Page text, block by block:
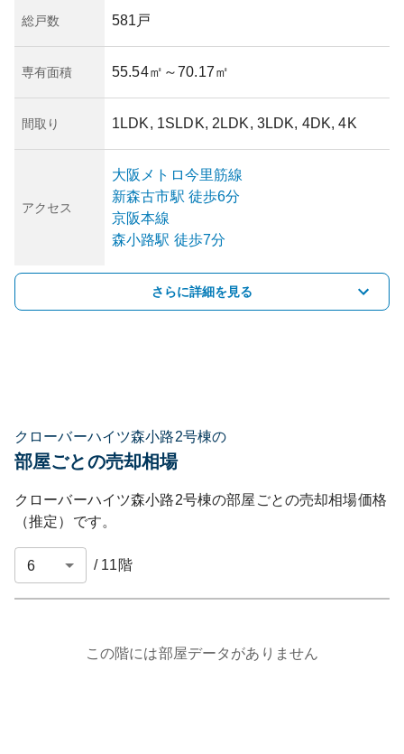
総戸数 581戸
専有面積 55.54㎡ ～70.17㎡
間取り 1LDK, 1SLDK, 2LDK, 3LDK, 4DK, 4K
アクセス
大阪メトロ今里筋線
新森古市駅 徒歩6分
京阪本線
森小路駅 徒歩7分
さらに詳細を見る
クローバーハイツ森小路2号棟の
部屋ごとの売却相場
クローバーハイツ森小路2号棟の部屋ごとの売却相場価格
（推定）です。
/ 11 階
この階には部屋データがありません